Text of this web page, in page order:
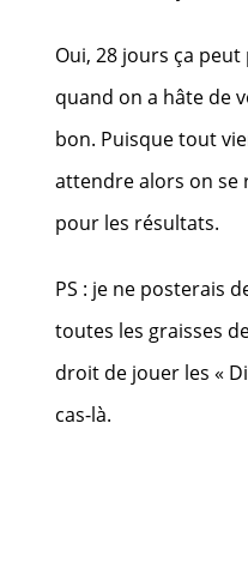
Oui, 28 jours ça
quand on a hâte de
bon. Puisque tout
attendre alors on se
pour les résultats.
PS : je ne posterais
toutes les graisses
droit de jouer les «
cas-là.